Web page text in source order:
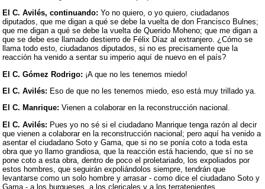
El C. Avilés, continuando: Yo no quiero, o yo quiero, ciudadanos
diputados, que me digan a qué se debe la vuelta de don Francisco Bulnes;
que me digan a qué se debe la vuelta de Querido Moheno; que me digan a
que se debe ese llamado destierro de Félix Díaz al extranjero. ¿Cómo se
llama todo esto, ciudadanos diputados, si no es precisamente que la
reacción ha venido a sentar su imperio aquí de nuevo en el país?
El C. Gómez Rodrigo: ¡A que no les tenemos miedo!
El C. Avilés: Eso de que no les tenemos miedo, eso está muy trillado ya.
El C. Manrique: Vienen a colaborar en la reconstrucción nacional.
El C. Avilés: Pues yo no sé si el ciudadano Manrique tenga razón al decir
que vienen a colaborar en la reconstrucción nacional; pero aquí ha venido a
asentar el ciudadano Soto y Gama, que si no se ponía coto a toda esta
obra que yo llamo grandiosa, que la reacción está haciendo, que sí no se
pone coto a esta obra, dentro de poco el proletariado, los expoliados por
estos hombres, que seguirán expoliándolos siempre, tendrán que
levantarse como un solo hombre y arrasar - como dice el ciudadano Soto y
Gama - a los burgueses, a los clericales y a los terratenientes.